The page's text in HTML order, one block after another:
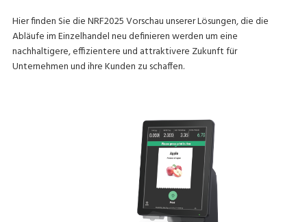
Hier finden Sie die NRF2025 Vorschau unserer Lösungen, die die
Abläufe im Einzelhandel neu definieren werden um eine
nachhaltigere, effizientere und attraktivere Zukunft für
Unternehmen und ihre Kunden zu schaffen.